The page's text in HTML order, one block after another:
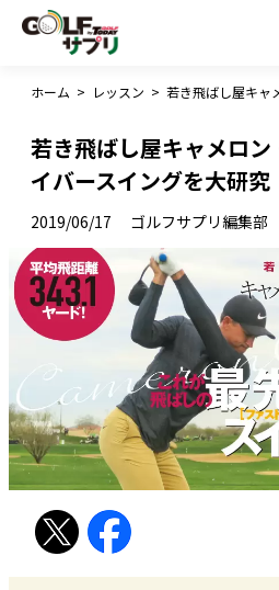
ホーム > レッスン >
若き飛ばし屋キャメロ
イバースイングを大研
2019/06/17 ゴルフサプリ編集部